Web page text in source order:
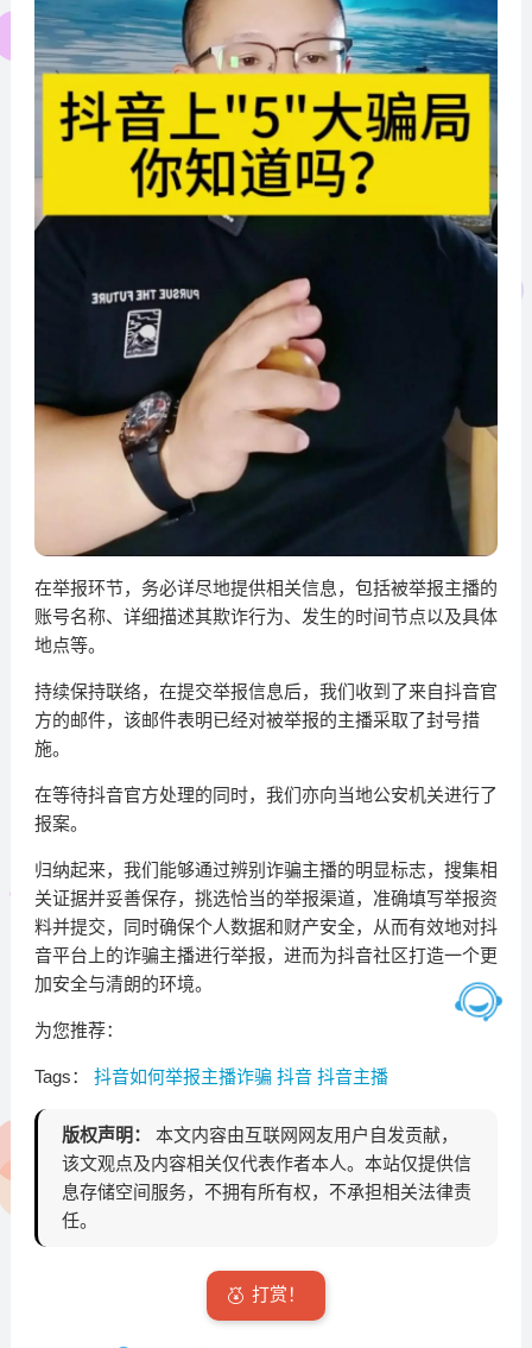
在举报环节，务必详尽地提供相关信息，包括被举报主播的
账号名称、详细描述其欺诈行为、发生的时间节点以及具体
地点等。
持续保持联络，在提交举报信息后，我们收到了来自抖音官
方的邮件，该邮件表明已经对被举报的主播采取了封号措
施。
在等待抖音官方处理的同时，我们亦向当地公安机关进行了
报案。
归纳起来，我们能够通过辨别诈骗主播的明显标志，搜集相
关证据并妥善保存，挑选恰当的举报渠道，准确填写举报资
料并提交，同时确保个人数据和财产安全，从而有效地对抖
音平台上的诈骗主播进行举报，进而为抖音社区打造一个更
加安全与清朗的环境。
为您推荐：
Tags： 抖音如何举报主播诈骗 抖音 抖音主播
版权声明：
本文内容由互联网网友用户自发贡献，
该文观点及内容相关仅代表作者本人。本站仅提供信
息存储空间服务，不拥有所有权，不承担相关法律责
任。
打赏！